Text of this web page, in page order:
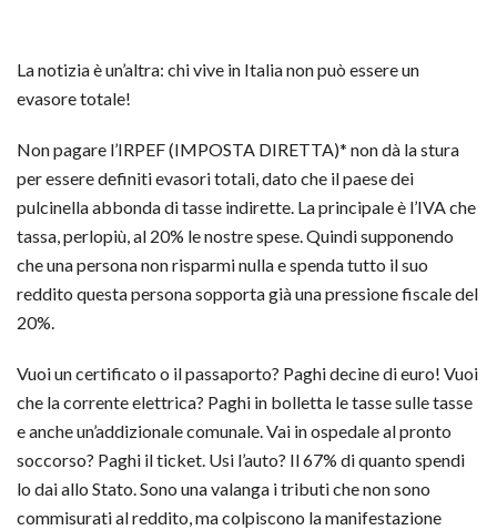
La notizia è un’altra: chi vive in Italia non può essere un
evasore totale!
Non pagare l’IRPEF (IMPOSTA DIRETTA)* non dà la stura
per essere definiti evasori totali, dato che il paese dei
pulcinella abbonda di tasse indirette. La principale è l’IVA che
tassa, perlopiù, al 20% le nostre spese. Quindi supponendo
che una persona non risparmi nulla e spenda tutto il suo
reddito questa persona sopporta già una pressione fiscale del
20%.
Vuoi un certificato o il passaporto? Paghi decine di euro! Vuoi
che la corrente elettrica? Paghi in bolletta le tasse sulle tasse
e anche un’addizionale comunale. Vai in ospedale al pronto
soccorso? Paghi il ticket. Usi l’auto? Il 67% di quanto spendi
lo dai allo Stato. Sono una valanga i tributi che non sono
commisurati al reddito, ma colpiscono la manifestazione